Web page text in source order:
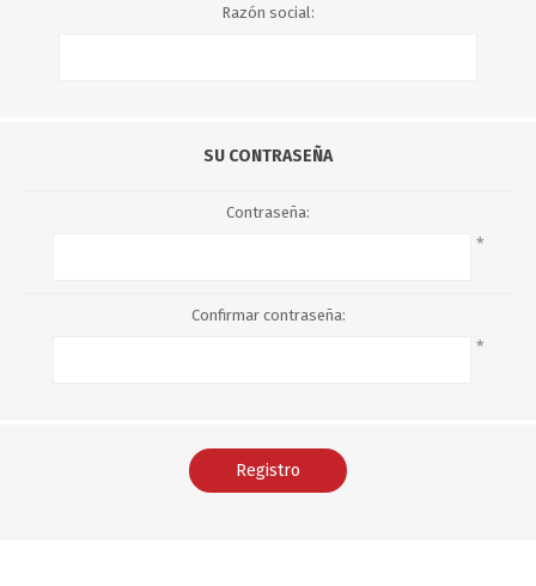
Razón social:
SU CONTRASEÑA
Contraseña:
*
Confirmar contraseña:
*